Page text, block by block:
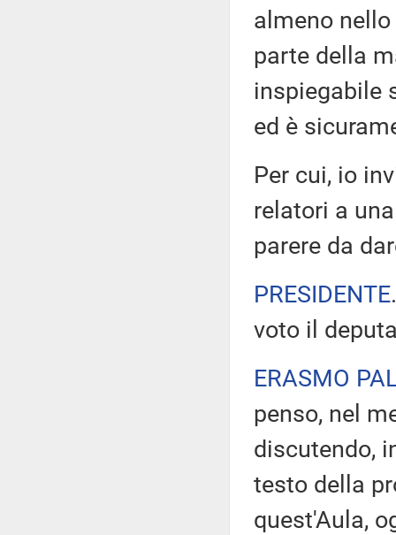
almeno
parte della
inspiegabile
ed è
Per cui, io
relatori a
parere da
PRESIDENTE
voto il
ERASMO
penso, nel
discutendo,
testo della
quest'Aula,